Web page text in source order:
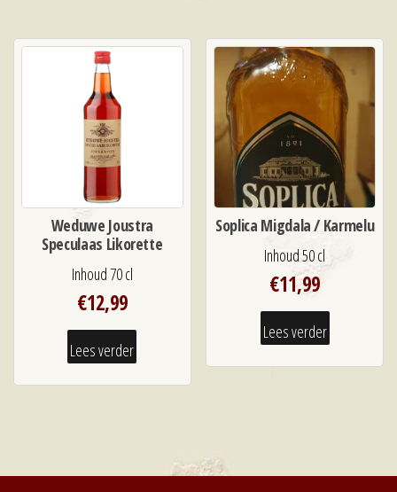
Weduwe Joustra
Speculaas Likorette
Inhoud 70 cl
€12,99
Lees verder
Soplica Migdala / Karmelu
Inhoud 50 cl
€11,99
Lees verder